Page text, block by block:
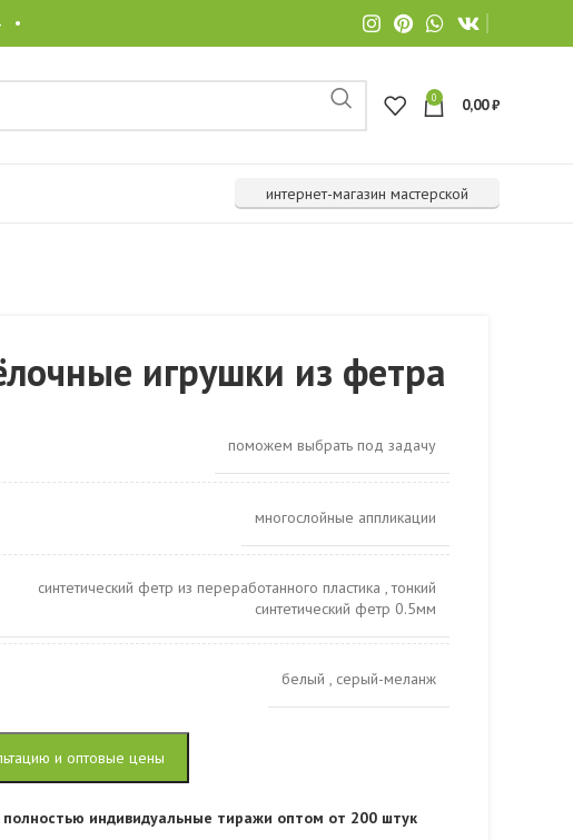
•
0 0,00₽
интернет-магазин мастерской
игрушки из фетра
поможем выбрать под задачу
многослойные аппликации
синтетический фетр из переработанного пластика ,тонкий
синтетический фетр 0.5мм
белый , серый-меланж
и оптовые цены
индивидуальные тиражи оптом от 200 штук